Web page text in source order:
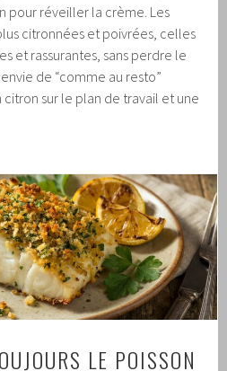
pour réveiller la crème. Les
citronnées et poivrées, celles
et rassurantes, sans perdre le
de “comme au resto”
sur le plan de travail et une
LE POISSON